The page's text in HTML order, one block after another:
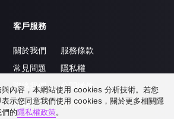
客戶服務
關於我們
常見問題
聯絡我們
升級VIP
服務條款
隱私權
公開徵件
合作洽談
內容，本網站使用 cookies 分析技術。若您
示您同意我們使用 cookies，關於更多相關隱
的隱私權政策。